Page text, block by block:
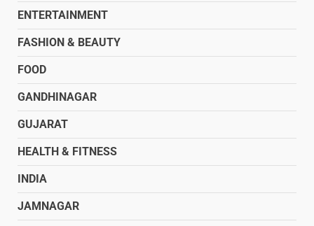
ENTERTAINMENT
FASHION & BEAUTY
FOOD
GANDHINAGAR
GUJARAT
HEALTH & FITNESS
INDIA
JAMNAGAR